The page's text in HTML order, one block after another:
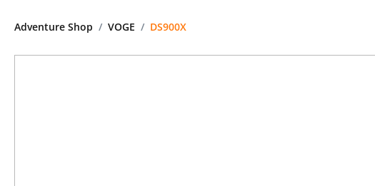
Adventure Shop VOGE DS900X